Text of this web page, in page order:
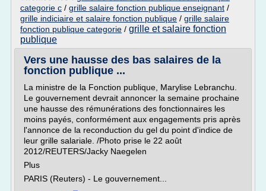
categorie c / grille salaire fonction publique enseignant /
grille indiciaire et salaire fonction publique / grille salaire
fonction publique categorie / grille et salaire fonction
publique
Vers une hausse des bas salaires de la
fonction publique ...
La ministre de la Fonction publique, Marylise Lebranchu.
Le gouvernement devrait annoncer la semaine prochaine
une hausse des rémunérations des fonctionnaires les
moins payés, conformément aux engagements pris après
l'annonce de la reconduction du gel du point d'indice de
leur grille salariale. /Photo prise le 22 août
2012/REUTERS/Jacky Naegelen
Plus
PARIS (Reuters) - Le gouvernement...